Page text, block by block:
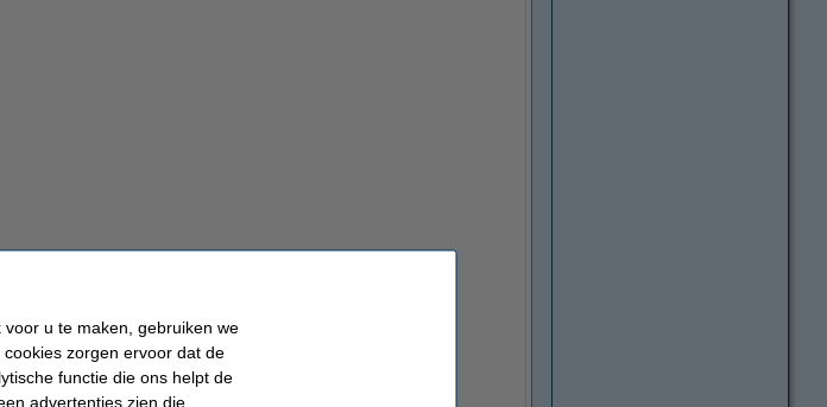
u te maken, gebruiken we
zorgen ervoor dat de
functie die ons helpt de
advertenties zien die